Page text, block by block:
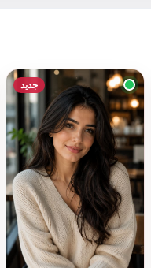
جديد